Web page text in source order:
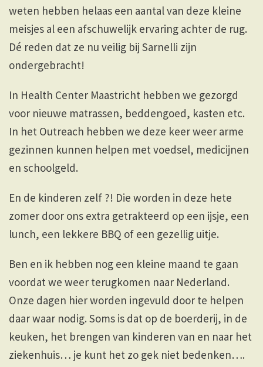
weten hebben helaas een aantal van deze kleine
meisjes al een afschuwelijk ervaring achter de rug.
Dé reden dat ze nu veilig bij Sarnelli zijn
ondergebracht!
In Health Center Maastricht hebben we gezorgd
voor nieuwe matrassen, beddengoed, kasten etc.
In het Outreach hebben we deze keer weer arme
gezinnen kunnen helpen met voedsel, medicijnen
en schoolgeld.
En de kinderen zelf ?! Die worden in deze hete
zomer door ons extra getrakteerd op een ijsje, een
lunch, een lekkere BBQ of een gezellig uitje.
Ben en ik hebben nog een kleine maand te gaan
voordat we weer terugkomen naar Nederland.
Onze dagen hier worden ingevuld door te helpen
daar waar nodig. Soms is dat op de boerderij, in de
keuken, het brengen van kinderen van en naar het
ziekenhuis… je kunt het zo gek niet bedenken….